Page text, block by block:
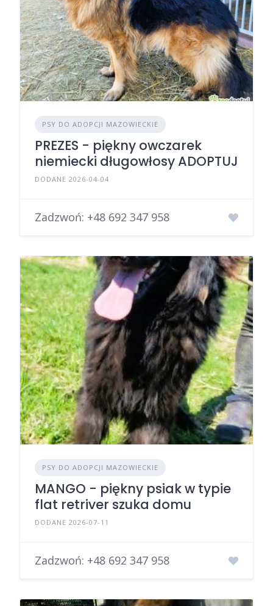
PSY DO ADOPCJI MAZOWIECKIE
PREZES - piękny owczarek
niemiecki długowłosy ADOPTUJ
DODANE 2026-04-04
Zadzwoń: +48 692 347 958
PSY DO ADOPCJI MAZOWIECKIE
MANGO - piękny psiak w typie
flat retriver szuka domu
DODANE 2026-07-11
Zadzwoń: +48 692 347 958